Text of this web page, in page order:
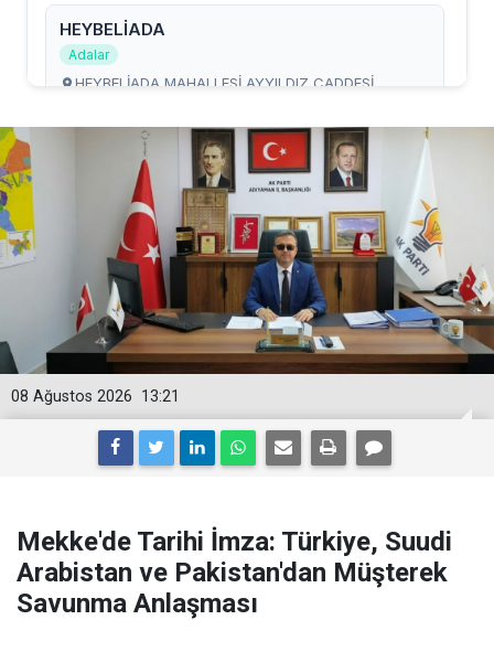
13:21
08 Ağustos 2026
Mekke'de Tarihi İmza: Türkiye, Suudi
Arabistan ve Pakistan'dan Müşterek
Savunma Anlaşması